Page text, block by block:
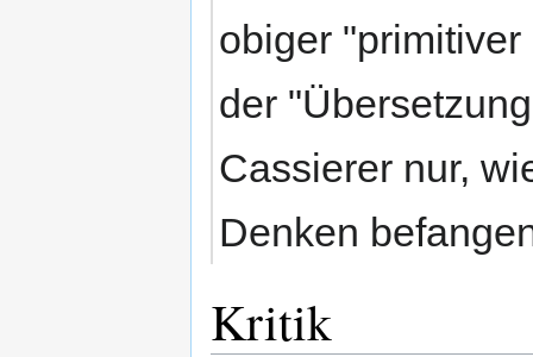
obiger
der
Cassierer nur,
Denken
Kritik